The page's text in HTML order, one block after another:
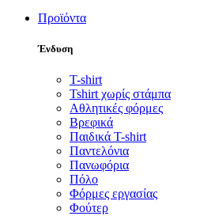
Προϊόντα
Ένδυση
T-shirt
Tshirt χωρίς στάμπα
Αθλητικές φόρμες
Βρεφικά
Παιδικά T-shirt
Παντελόνια
Πανωφόρια
Πόλο
Φόρμες εργασίας
Φούτερ